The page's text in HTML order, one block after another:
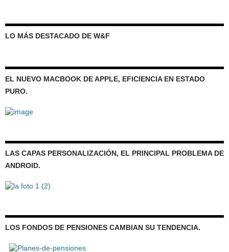
LO MÁS DESTACADO DE W&F
EL NUEVO MACBOOK DE APPLE, EFICIENCIA EN ESTADO
PURO.
LAS CAPAS PERSONALIZACIÓN, EL PRINCIPAL PROBLEMA DE
ANDROID.
LOS FONDOS DE PENSIONES CAMBIAN SU TENDENCIA.